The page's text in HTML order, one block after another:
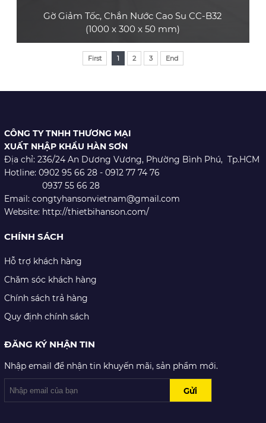
Gờ Giảm Tốc, Chắn Nước Cao Su CC-B32
(1000 x 300 x 50 mm)
Sản phẩm gờ giảm tốc cao su CC-B32 bền và
đẹp, có rãnh bảo vệ cáp, phù hợp làm gờ bảo
chợ, triển lãm thương mại, hội nghị, buổi hòa
XEM CHI TIẾT
First 1 2 3 End
CÔNG TY TNHH THƯƠNG MẠI
XUẤT NHẬP KHẨU HÀN SƠN
Địa chỉ: 236/24 An Dương Vương, Phường Bình Phú, Tp.HCM
Hotline: 0902 95 66 28 - 0912 77 74 76
0937 55 66 28
Email: congtyhansonvietnam@gmail.com
Website: http://thietbihanson.com/
CHÍNH SÁCH
Hỗ trợ khách hàng
Chăm sóc khách hàng
Chính sách trả hàng
Quy định chính sách
ĐĂNG KÝ NHẬN TIN
Nhập email để nhận tin khuyến mãi, sản phẩm mới.